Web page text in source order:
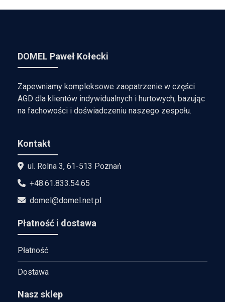
DOMEL Paweł Kołecki
Zapewniamy kompleksowe zaopatrzenie w części
AGD dla klientów indywidualnych i hurtowych, bazując
na fachowości i doświadczeniu naszego zespołu.
Kontakt
ul. Rolna 3, 61-513 Poznań
+48.61.833.54.65
domel@domel.net.pl
Płatność i dostawa
Płatność
Dostawa
Nasz sklep